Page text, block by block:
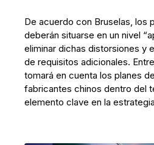
De acuerdo con Bruselas, los
deberán situarse en un nivel
eliminar dichas distorsiones y
de requisitos adicionales.
tomará en cuenta los planes
fabricantes chinos dentro del
elemento clave en la